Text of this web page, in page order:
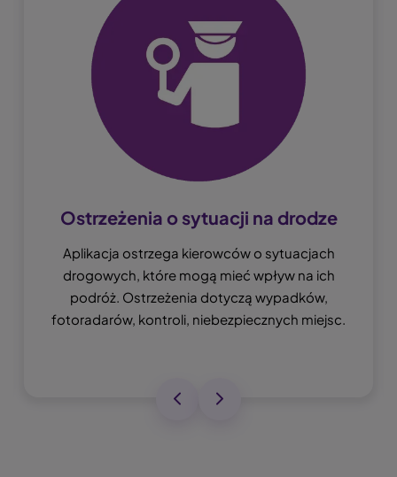
Ostrzeżenia o sytuacji na drodze
Aplikacja ostrzega kierowców o sytuacjach
drogowych, które mogą mieć wpływ na ich
podróż. Ostrzeżenia dotyczą wypadków,
fotoradarów, kontroli, niebezpiecznych miejsc.